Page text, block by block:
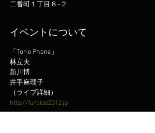
二番町１丁目８−２
イベントについて
「Torio Phone」
林立夫
新川博
井手麻理子
（ライブ詳細）
http://furaibo2012.jp